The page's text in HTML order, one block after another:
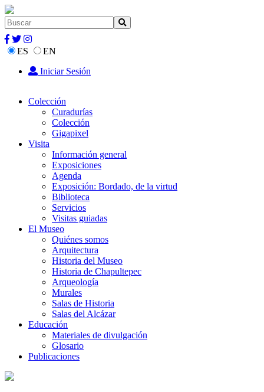
ES
EN
Iniciar Sesión
Colección
Curadurías
Colección
Gigapixel
Visita
Información general
Exposiciones
Agenda
Exposición: Bordado, de la virtud
Biblioteca
Servicios
Visitas guiadas
El Museo
Quiénes somos
Arquitectura
Historia del Museo
Historia de Chapultepec
Arqueología
Murales
Salas de Historia
Salas del Alcázar
Educación
Materiales de divulgación
Glosario
Publicaciones